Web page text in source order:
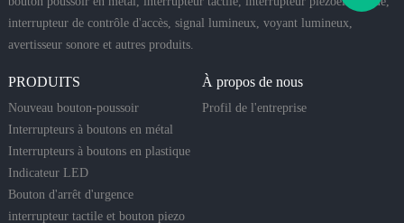
interrupteur de contrôle d'accès, signal lumineux, voyant lumineux,
avertisseur sonore et autres produits.
PRODUITS
Nouveau bouton-poussoir
Interrupteurs à boutons en métal
Interrupteurs à boutons en plastique
Indicateur LED
Bouton d'arrêt d'urgence
interrupteur tactile et bouton piezo
À propos de nous
Profil de l'entreprise